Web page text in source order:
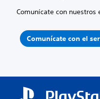
Comunícate con
Comunícate con el